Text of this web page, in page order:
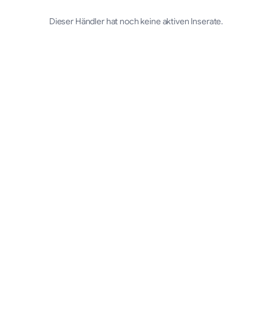
Dieser Händler hat noch keine aktiven Inserate.